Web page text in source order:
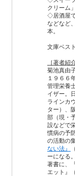
クリーム」
◇居酒屋
などなど
本。
文庫ベス
［著者紹
菊池真由
１９６６
管理栄養
イザー。
ラインカ
ター）、
部（現・
設などで
慣病の予
の活動の
ない法』
ーになる
著書に、
エット』